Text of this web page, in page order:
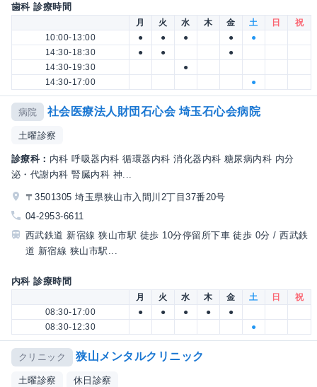
歯科 診療時間
月 火 水 木 金 土 日
祝
10:00-13:00
● ● ● ●
●
14:30-18:30
● ●
●
14:30-19:30
●
14:30-17:00
●
病院 社会医療法人財団石心会 埼玉石心会病院
土曜診察
診療科： 内科 呼吸器内科 循環器内科 消化器内科 糖尿病内科 内分
泌・代謝内科 腎臓内科 神...
〒3501305 埼玉県狭山市入間川2丁目37番20号
04-2953-6611
西武鉄道 新宿線 狭山市駅 徒歩 10分停留所下車 徒歩 0分 / 西武鉄
道 新宿線 狭山市駅...
内科 診療時間
月 火 水 木 金 土 日
祝
08:30-17:00
● ● ● ●
●
08:30-12:30
●
クリニック 狭山メンタルクリニック
土曜診察 休日診察